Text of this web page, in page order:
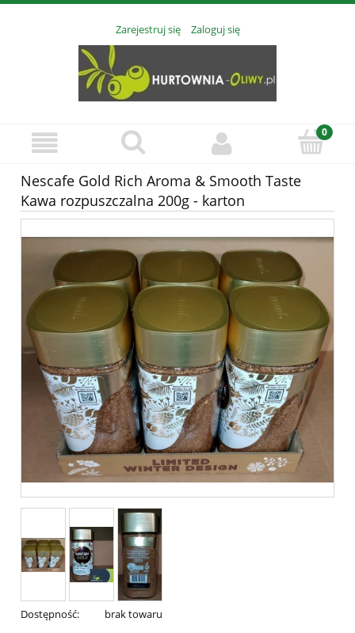
Zarejestruj się Zaloguj się
Nescafe Gold Rich Aroma & Smooth Taste
Kawa rozpuszczalna 200g - karton
Dostępność: brak towaru